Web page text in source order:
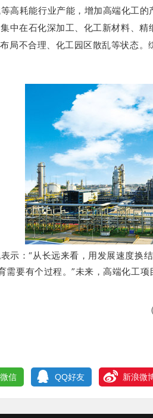
高耗能行业产能，增加高端化工的
中在石化深加工、化工新材料、精
局不合理、化工园区散乱等状态。
示：“从长远来看，用发展速度换
需要有个过程。”未来，高端化工项
众号：化工
微信 QQ好友 新浪微